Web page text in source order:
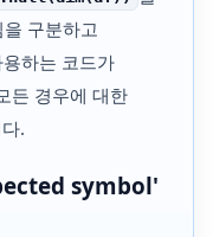
구분하고
하는 코드가
든 경우에 대한
.
symbol'